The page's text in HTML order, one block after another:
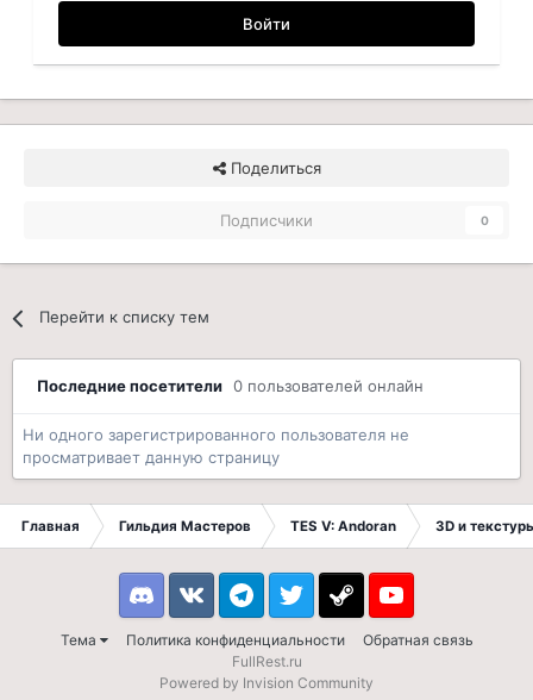
Войти
Поделиться
Подписчики 0
Перейти к списку тем
Последние посетители 0 пользователей онлайн
Ни одного зарегистрированного пользователя не
просматривает данную страницу
Главная Гильдия Мастеров TES V: Andoran 3D и
Тема Политика конфиденциальности Обратная связь
DiscordVK TelegramTwitter Steam Youtube
FullRest.ru
Powered by Invision Community